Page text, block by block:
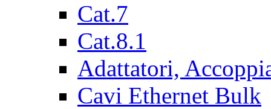
Cat.7
Cat.8.1
Adattatori,
Cavi Ethernet Bulk